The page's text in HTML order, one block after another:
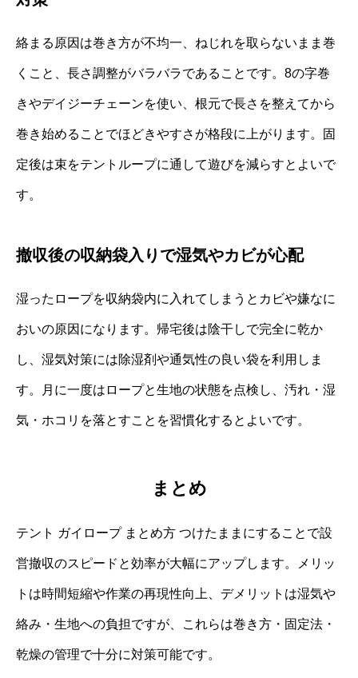
絡まる原因は巻き方が不均一、ねじれを取らないまま巻
くこと、長さ調整がバラバラであることです。8の字巻
きやデイジーチェーンを使い、根元で長さを整えてから
巻き始めることでほどきやすさが格段に上がります。固
定後は束をテントループに通して遊びを減らすとよいで
す。
撤収後の収納袋入りで湿気やカビが心配
湿ったロープを収納袋内に入れてしまうとカビや嫌なに
おいの原因になります。帰宅後は陰干しで完全に乾か
し、湿気対策には除湿剤や通気性の良い袋を利用しま
す。月に一度はロープと生地の状態を点検し、汚れ・湿
気・ホコリを落とすことを習慣化するとよいです。
まとめ
テント ガイロープ まとめ方 つけたままにすることで設
営撤収のスピードと効率が大幅にアップします。メリッ
トは時間短縮や作業の再現性向上、デメリットは湿気や
絡み・生地への負担ですが、これらは巻き方・固定法・
乾燥の管理で十分に対策可能です。